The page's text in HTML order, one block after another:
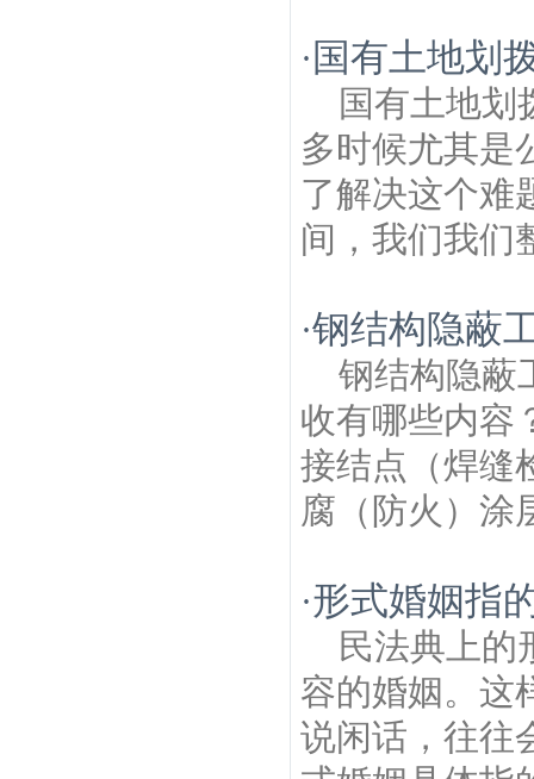
· 国有土地划
国有土地划
多时候尤其是
了解决这个难
间，我们我们
·钢结构隐蔽
钢结构隐蔽
收有哪些内
接结点（焊
腐（防火）
·形式婚姻指
民法典上的
容的婚姻。这
说闲话，往往